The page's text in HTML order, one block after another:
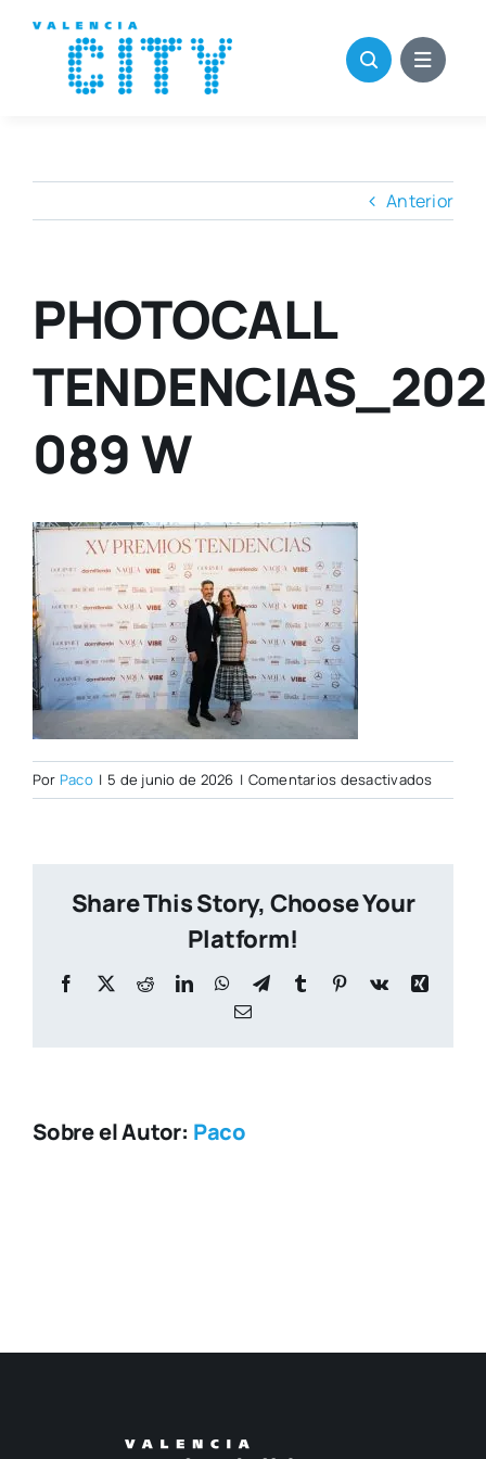
contenido
Anterior
PHOTOCALL
089 W
Por Paco | 5 de junio de 2026 | Comentarios desactivadosen
Share This Story, Choose Your
Platform!
Facebook
X RedditLinkedInWhatsApp
TelegramTumblr Pinterest
Vk
Xing
Correo
Sobre el Autor: Paco